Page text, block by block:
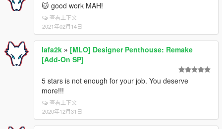
🐱 good work MAH!
查看上下文
2021年02月14日
lafa2k » [MLO] Designer Penthouse: Remake
[Add-On SP]
5 stars is not enough for your job. You deserve
more!!!
查看上下文
2020年12月31日